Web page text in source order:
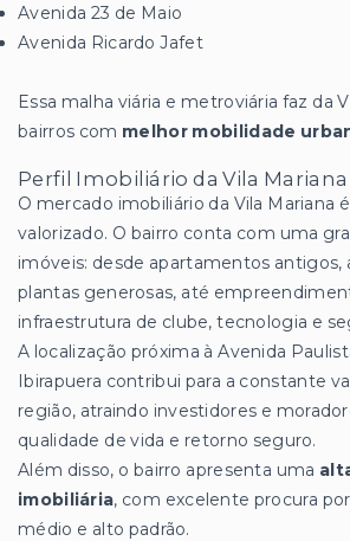
Avenida 23 de Maio
Avenida Ricardo Jafet
Essa malha viária e metroviária faz da
bairros com melhor mobilidade
Perfil Imobiliário da Vila Mariana
O mercado imobiliário da Vila Mariana
valorizado. O bairro conta com uma
imóveis: desde apartamentos antigos,
plantas generosas, até
infraestrutura de clube, tecnologia e
A localização próxima à Avenida
Ibirapuera contribui para a constante
região, atraindo investidores e
qualidade de vida e retorno seguro.
Além disso, o bairro apresenta uma
imobiliária, com excelente procura
médio e alto padrão.